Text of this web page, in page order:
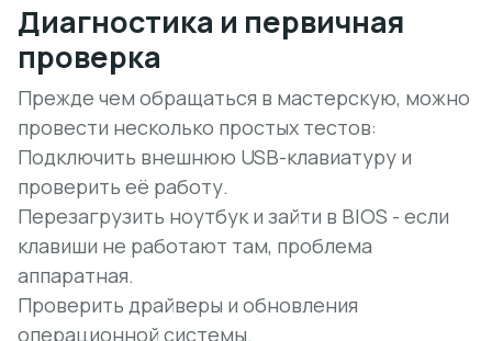
Диагностика и первичная
проверка
Прежде чем обращаться в мастерскую, можно
провести несколько простых тестов:
Подключить внешнюю USB-клавиатуру и
проверить её работу.
Перезагрузить ноутбук и зайти в BIOS - если
клавиши не работают там, проблема
аппаратная.
Проверить драйверы и обновления
операционной системы.